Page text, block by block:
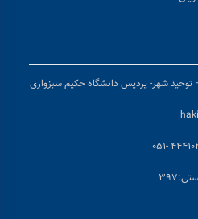
شهر- پردیس دانشگاه حکیم سبزواری